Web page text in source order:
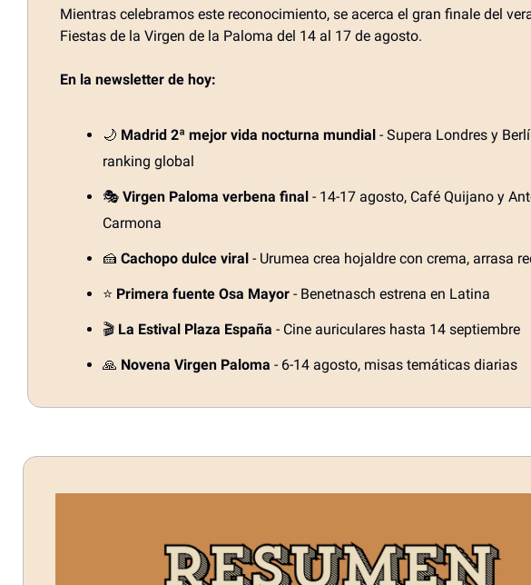
Mientras celebramos este reconocimiento, se acerca el gran finale del
Fiestas de la Virgen de la Paloma del 14 al 17 de agosto.
En la newsletter de hoy:
🌙 Madrid 2ª mejor vida nocturna mundial - Supera Londres y
ranking global
🎭 Virgen Paloma verbena final - 14-17 agosto, Café Quijano y
Carmona
🍰 Cachopo dulce viral - Urumea crea hojaldre con crema, arrasa
⭐ Primera fuente Osa Mayor - Benetnasch estrena en Latina
🎬 La Estival Plaza España - Cine auriculares hasta 14 septiembre
🙏 Novena Virgen Paloma - 6-14 agosto, misas temáticas diarias